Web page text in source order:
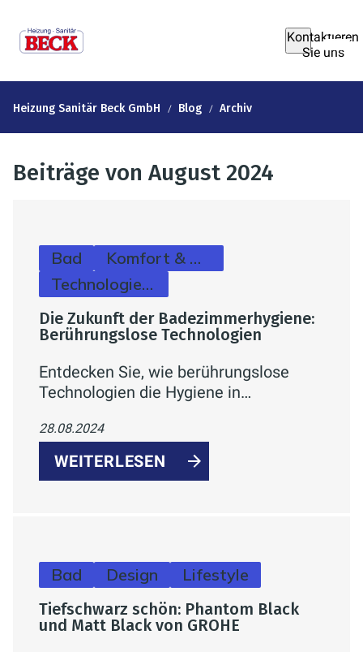
Kontaktieren
Sie uns
Heizung Sanitär Beck GmbH Blog Archiv
Beiträge von August 2024
Bad
Komfort & Hygiene
Technologie & Zukunft
Die Zukunft der Badezimmerhygiene:
Berührungslose Technologien
Entdecken Sie, wie berührungslose
Technologien die Hygiene in
Sie mehr über automatische
Wasserhähne, Toilettenspülungen und
Desinfektionssysteme, die Komfort und
28.08.2024
WEITERLESEN
Bad Design Lifestyle
Tiefschwarz schön: Phantom Black
und Matt Black von GROHE